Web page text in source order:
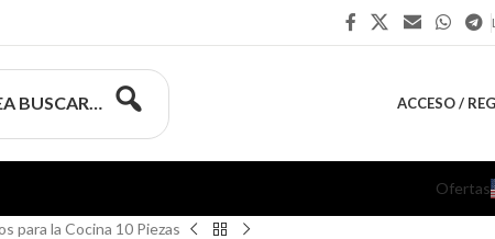
BUSCAR… ACCESO /
Ofertas
para la Cocina 10 Piezas